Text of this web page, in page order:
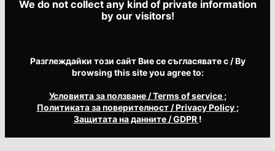
We do not collect any kind of private information
by our visitors!
Разглеждайки този сайт Вие се съгласявате с / By
browsing this site you agree to:
Условията за ползване/ Terms of service ;
Политиката за поверителност/ Privacy Policy ;
Защитата на данните/ GDPR !